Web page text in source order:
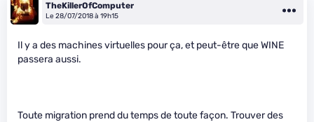
TheKillerOfComputer
Le 28/07/2018 à 19h15
Il y a des machines virtuelles pour ça, et peut-être que WINE
passera aussi.
Toute migration prend du temps de toute façon. Trouver des